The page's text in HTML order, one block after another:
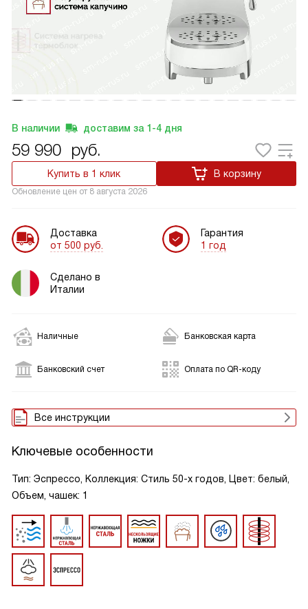
В наличии доставим за 1-4 дня
59 990 руб.
Купить в 1 клик В корзину
Обновление цен от 8 августа 2026
Доставка
от 500 руб.
Гарантия
1 год
Сделано в
Италии
Наличные Банковская карта
Банковский счет Оплата по QR-коду
Все инструкции
Ключевые особенности
Тип: Эспрессо, Коллекция: Стиль 50-х годов, Цвет: белый,
Объем, чашек: 1